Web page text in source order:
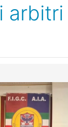
arbitri